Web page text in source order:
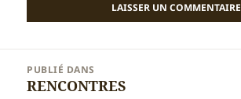
PUBLIÉ DANS
RENCONTRES